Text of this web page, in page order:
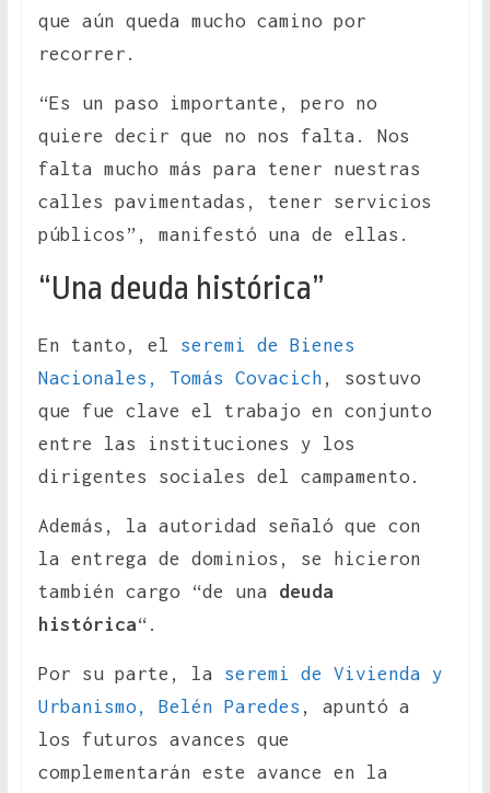
que aún queda mucho camino por
recorrer.
“Es un paso importante, pero no
quiere decir que no nos falta. Nos
falta mucho más para tener nuestras
calles pavimentadas, tener servicios
públicos”, manifestó una de ellas.
“Una deuda histórica”
En tanto, el seremi de Bienes
Nacionales, Tomás Covacich , sostuvo
que fue clave el trabajo en conjunto
entre las instituciones y los
dirigentes sociales del campamento.
Además, la autoridad señaló que con
la entrega de dominios, se hicieron
también cargo “de una deuda
histórica“.
Por su parte, la seremi de Vivienda y
Urbanismo, Belén Paredes , apuntó a
los futuros avances que
complementarán este avance en la